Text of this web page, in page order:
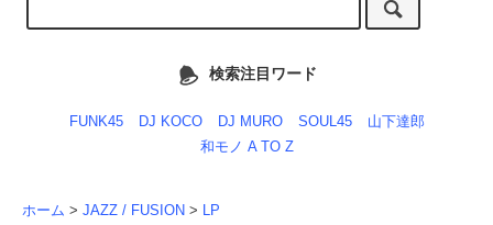
検索注目ワード
FUNK45 DJ KOCO DJ MURO SOUL45
山下達郎
和モノ A TO Z
ホーム > JAZZ / FUSION > LP